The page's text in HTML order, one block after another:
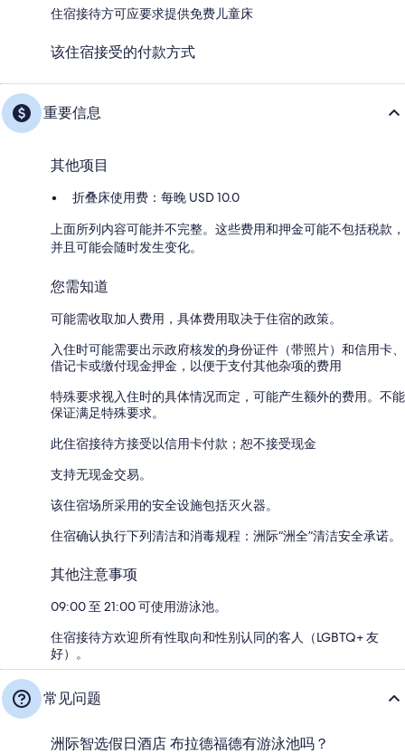
住宿接待方可应要求提供免费儿童床
该住宿接受的付款方式
重要信息
其他项目
折叠床使用费：每晚 USD 10.0
上面所列内容可能并不完整。这些费用和押金可能不包括税款，
并且可能会随时发生变化。
您需知道
可能需收取加人费用，具体费用取决于住宿的政策。
入住时可能需要出示政府核发的身份证件（带照片）和信用卡、
借记卡或缴付现金押金，以便于支付其他杂项的费用
特殊要求视入住时的具体情况而定，可能产生额外的费用。不能
保证满足特殊要求。
此住宿接待方接受以信用卡付款；恕不接受现金
支持无现金交易。
该住宿场所采用的安全设施包括灭火器。
住宿确认执行下列清洁和消毒规程：洲际“洲全”清洁安全承诺。
其他注意事项
09:00 至 21:00 可使用游泳池。
住宿接待方欢迎所有性取向和性别认同的客人（LGBTQ+ 友
好）。
常见问题
洲际智选假日酒店 布拉德福德有游泳池吗？